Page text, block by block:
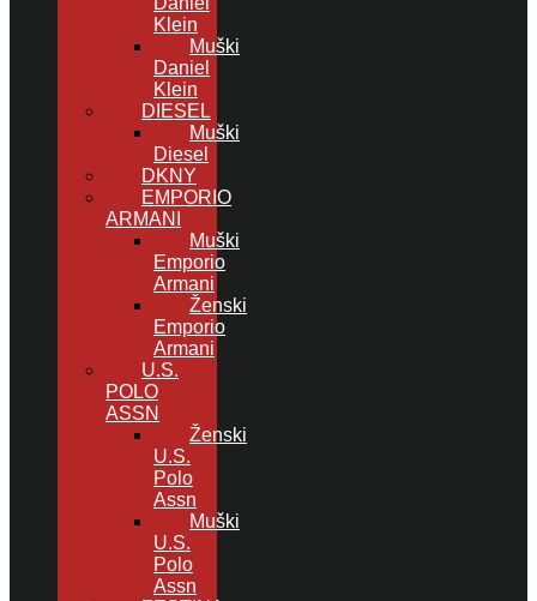
Klein
Muški
Daniel
Klein
DIESEL
Muški
Diesel
DKNY
EMPORIO
ARMANI
Muški
Emporio
Armani
Ženski
Emporio
Armani
U.S.
POLO
ASSN
Ženski
U.S.
Polo
Assn
Muški
U.S.
Polo
Assn